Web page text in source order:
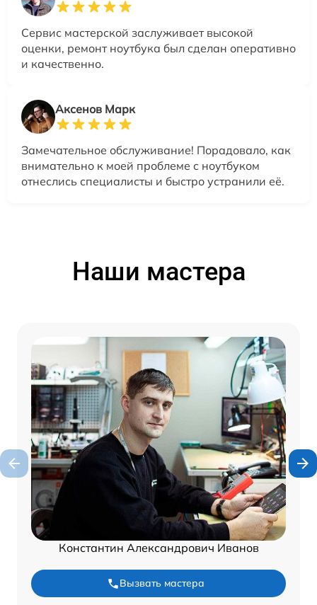
Сервис мастерской заслуживает высокой
оценки, ремонт ноутбука был сделан оперативно
и качественно.
Аксенов Марк
Замечательное обслуживание! Порадовало, как
внимательно к моей проблеме с ноутбуком
отнеслись специалисты и быстро устранили её.
Наши мастера
Константин Александрович Иванов
Вызвать мастера